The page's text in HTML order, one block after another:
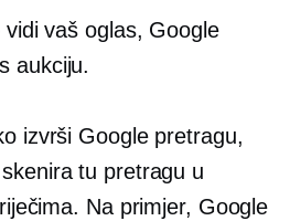
vaš oglas, Google
aukciju.
izvrši Google pretragu,
tu pretragu u
Na primjer, Google